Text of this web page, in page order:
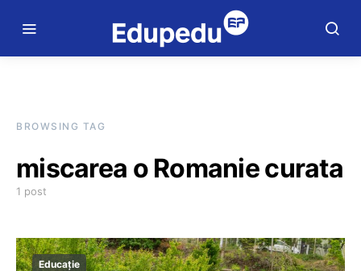
BROWSING TAG
miscarea o Romanie curata
1 post
Educație